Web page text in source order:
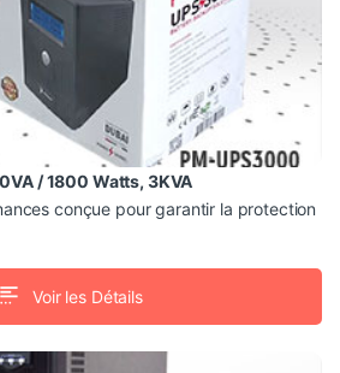
Technologie AVR
pour stabiliser la
tension
Compatibilité génératrice
de
(50/60 Hz)
/ 1800 Watts, 3KVA
conçue pour garantir la protection
Voir les Détails